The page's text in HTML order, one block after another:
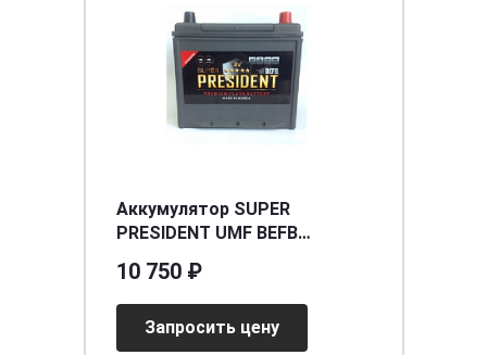
Аккумулятор SUPER
PRESIDENT UMF BEFB
10 750 ₽
Запросить цену